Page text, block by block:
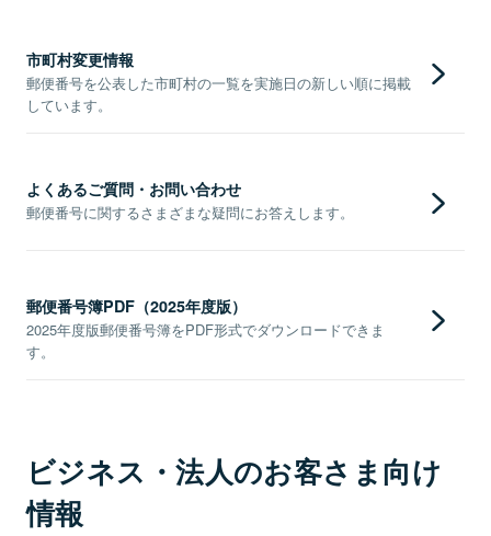
市町村変更情報
郵便番号を公表した市町村の一覧を実施日の新しい順に掲載
しています。
よくあるご質問・お問い合わせ
郵便番号に関するさまざまな疑問にお答えします。
郵便番号簿PDF（2025年度版）
2025年度版郵便番号簿をPDF形式でダウンロードできま
す。
ビジネス・法人のお客さま向け
情報